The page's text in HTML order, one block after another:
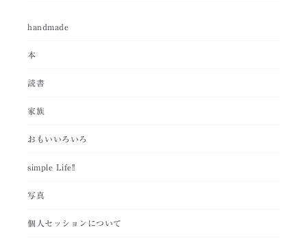
handmade
本
読書
家族
おもいいろいろ
simple Life!!
写真
個人セッションについて